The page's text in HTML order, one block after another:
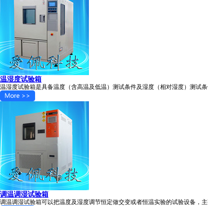
温湿度试验箱
温湿度试验箱是具备温度（含高温及低温）测试条件及湿度（相对湿度）测试
调温调湿试验箱
调温调湿试验箱可以把温度及湿度调节恒定做交变或者恒温实验的试验设备，